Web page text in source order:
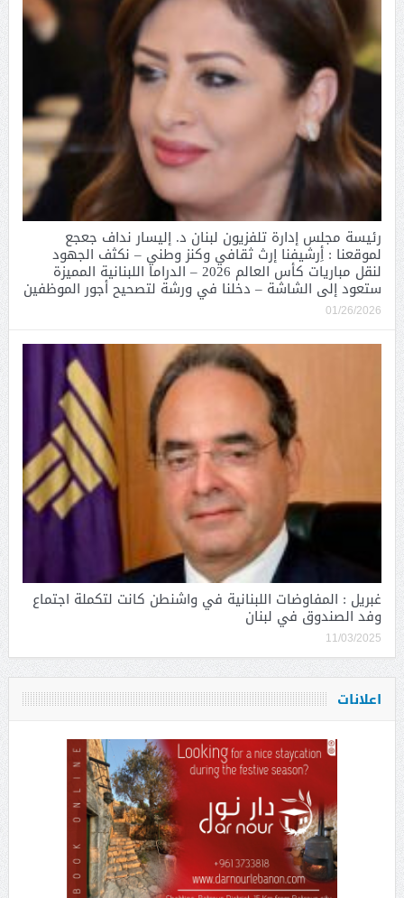
رئيسة مجلس إدارة تلفزيون لبنان د. إليسار نداف جعجع
لموقعنا : أِرشيفنا إرث ثقافي وكنز وطني – نكثف الجهود
لنقل مباريات كأس العالم 2026 – الدراما اللبنانية المميزة
ستعود إلى الشاشة – دخلنا في ورشة لتصحيح أجور الموظفين
01/26/2026
غبريل : المفاوضات اللبنانية في واشنطن كانت لتكملة اجتماع
وفد الصندوق في لبنان
11/03/2025
اعلانات